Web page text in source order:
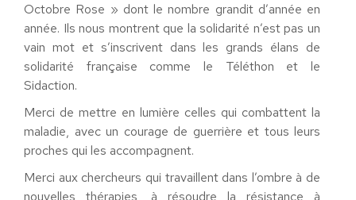
Octobre Rose » dont le nombre grandit d’année en
année. Ils nous montrent que la solidarité n’est pas un
vain mot et s’inscrivent dans les grands élans de
solidarité française comme le Téléthon et le
Sidaction.
Merci de mettre en lumière celles qui combattent la
maladie, avec un courage de guerrière et tous leurs
proches qui les accompagnent.
Merci aux chercheurs qui travaillent dans l’ombre à de
nouvelles thérapies, à résoudre la résistance à